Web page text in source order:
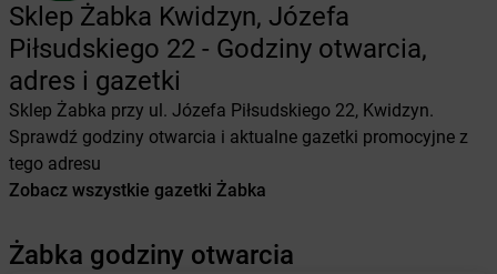
Sklep Żabka Kwidzyn, Józefa
Piłsudskiego 22 - Godziny otwarcia,
adres i gazetki
Sklep Żabka przy ul. Józefa Piłsudskiego 22, Kwidzyn.
Sprawdź godziny otwarcia i aktualne gazetki promocyjne z
tego adresu
Zobacz wszystkie gazetki Żabka
Żabka godziny otwarcia